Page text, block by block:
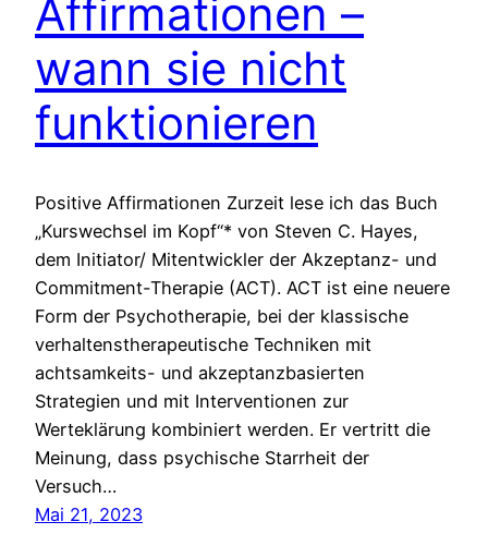
Affirmationen –
wann sie nicht
funktionieren
Positive Affirmationen Zurzeit lese ich das Buch
„Kurswechsel im Kopf“* von Steven C. Hayes,
dem Initiator/ Mitentwickler der Akzeptanz- und
Commitment-Therapie (ACT). ACT ist eine neuere
Form der Psychotherapie, bei der klassische
verhaltenstherapeutische Techniken mit
achtsamkeits- und akzeptanzbasierten
Strategien und mit Interventionen zur
Werteklärung kombiniert werden. Er vertritt die
Meinung, dass psychische Starrheit der
Versuch…
Mai 21, 2023